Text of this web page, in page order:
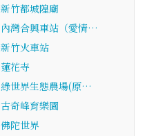
新竹都城隍廟
內灣合興車站（愛情…
新竹火車站
蓮花寺
綠世界生態農場(原…
古奇峰育樂園
佛陀世界